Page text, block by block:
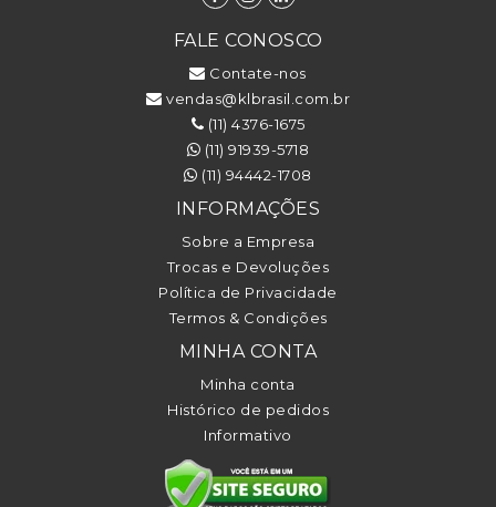
FALE CONOSCO
Contate-nos
vendas@klbrasil.com.br
(11) 4376-1675
(11) 91939-5718
(11) 94442-1708
INFORMAÇÕES
Sobre a Empresa
Trocas e Devoluções
Política de Privacidade
Termos & Condições
MINHA CONTA
Minha conta
Histórico de pedidos
Informativo